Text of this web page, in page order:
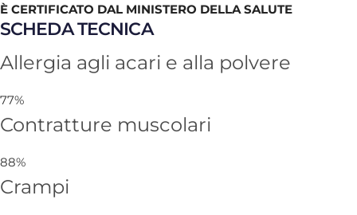
È CERTIFICATO DAL MINISTERO DELLA SALUTE
SCHEDA TECNICA
Allergia agli acari e alla polvere
77%
Contratture muscolari
88%
Crampi